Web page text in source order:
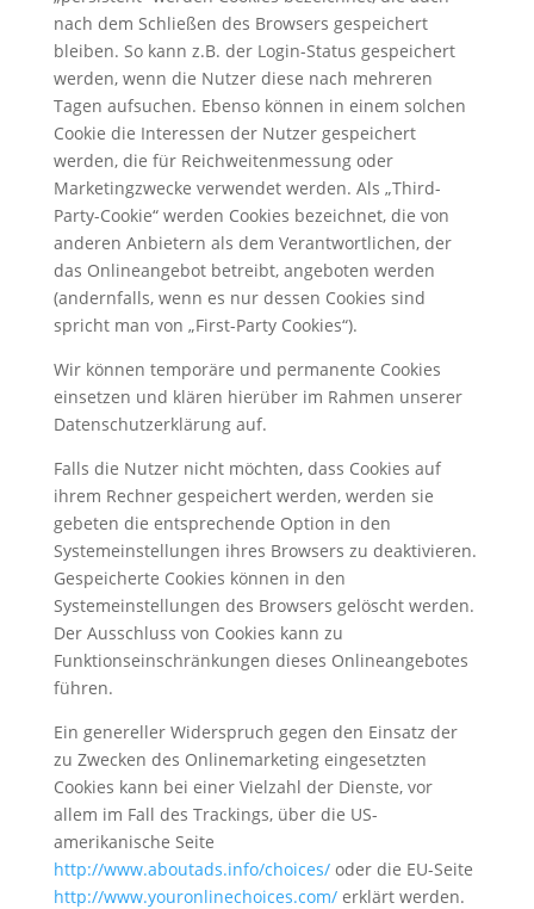
nach dem Schließen des Browsers gespeichert
bleiben. So kann z.B. der Login-Status gespeichert
werden, wenn die Nutzer diese nach mehreren
Tagen aufsuchen. Ebenso können in einem solchen
Cookie die Interessen der Nutzer gespeichert
werden, die für Reichweitenmessung oder
Marketingzwecke verwendet werden. Als „Third-
Party-Cookie“ werden Cookies bezeichnet, die von
anderen Anbietern als dem Verantwortlichen, der
das Onlineangebot betreibt, angeboten werden
(andernfalls, wenn es nur dessen Cookies sind
spricht man von „First-Party Cookies“).
Wir können temporäre und permanente Cookies
einsetzen und klären hierüber im Rahmen unserer
Datenschutzerklärung auf.
Falls die Nutzer nicht möchten, dass Cookies auf
ihrem Rechner gespeichert werden, werden sie
gebeten die entsprechende Option in den
Systemeinstellungen ihres Browsers zu deaktivieren.
Gespeicherte Cookies können in den
Systemeinstellungen des Browsers gelöscht werden.
Der Ausschluss von Cookies kann zu
Funktionseinschränkungen dieses Onlineangebotes
führen.
Ein genereller Widerspruch gegen den Einsatz der
zu Zwecken des Onlinemarketing eingesetzten
Cookies kann bei einer Vielzahl der Dienste, vor
allem im Fall des Trackings, über die US-
amerikanische Seite
http://www.aboutads.info/choices/oder die EU-Seite
http://www.youronlinechoices.com/erklärt werden.